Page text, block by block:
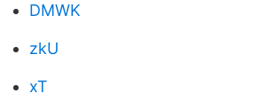
DMWK
zkU
xT